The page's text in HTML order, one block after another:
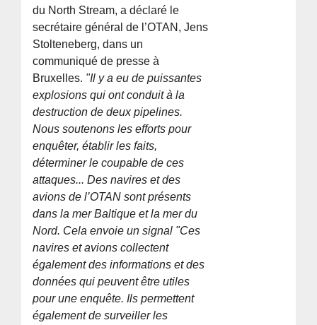
du North Stream, a déclaré le
secrétaire général de l’OTAN, Jens
Stolteneberg, dans un
communiqué de presse à
Bruxelles. "Il y a eu de puissantes
explosions qui ont conduit à la
destruction de deux pipelines.
Nous soutenons les efforts pour
enquêter, établir les faits,
déterminer le coupable de ces
attaques... Des navires et des
avions de l’OTAN sont présents
dans la mer Baltique et la mer du
Nord. Cela envoie un signal "Ces
navires et avions collectent
également des informations et des
données qui peuvent être utiles
pour une enquête. Ils permettent
également de surveiller les